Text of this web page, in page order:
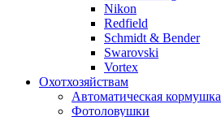
Nikon
Redfield
Schmidt & Bender
Swarovski
Vortex
Охотхозяйствам
Автоматическая кормушка
Фотоловушки